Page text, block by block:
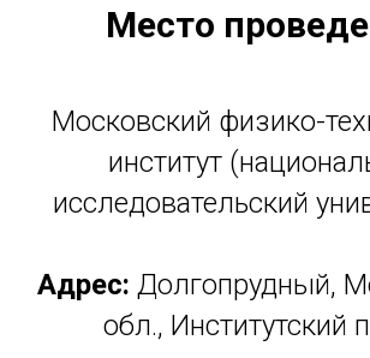
Место
Московский физико-
институт
исследовательский
Адрес: Долгопрудный,
обл., Институтский